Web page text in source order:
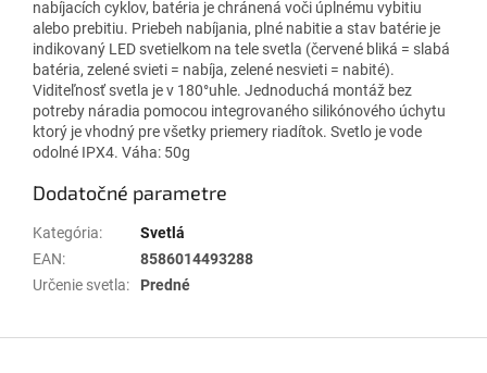
nabíjacích cyklov, batéria je chránená voči úplnému vybitiu
alebo prebitiu. Priebeh nabíjania, plné nabitie a stav batérie je
indikovaný LED svetielkom na tele svetla (červené bliká = slabá
batéria, zelené svieti = nabíja, zelené nesvieti = nabité).
Viditeľnosť svetla je v 180°uhle. Jednoduchá montáž bez
potreby náradia pomocou integrovaného silikónového úchytu
ktorý je vhodný pre všetky priemery riadítok. Svetlo je vode
odolné IPX4. Váha: 50g
Dodatočné parametre
Kategória:
Svetlá
EAN:
8586014493288
Určenie svetla: Predné